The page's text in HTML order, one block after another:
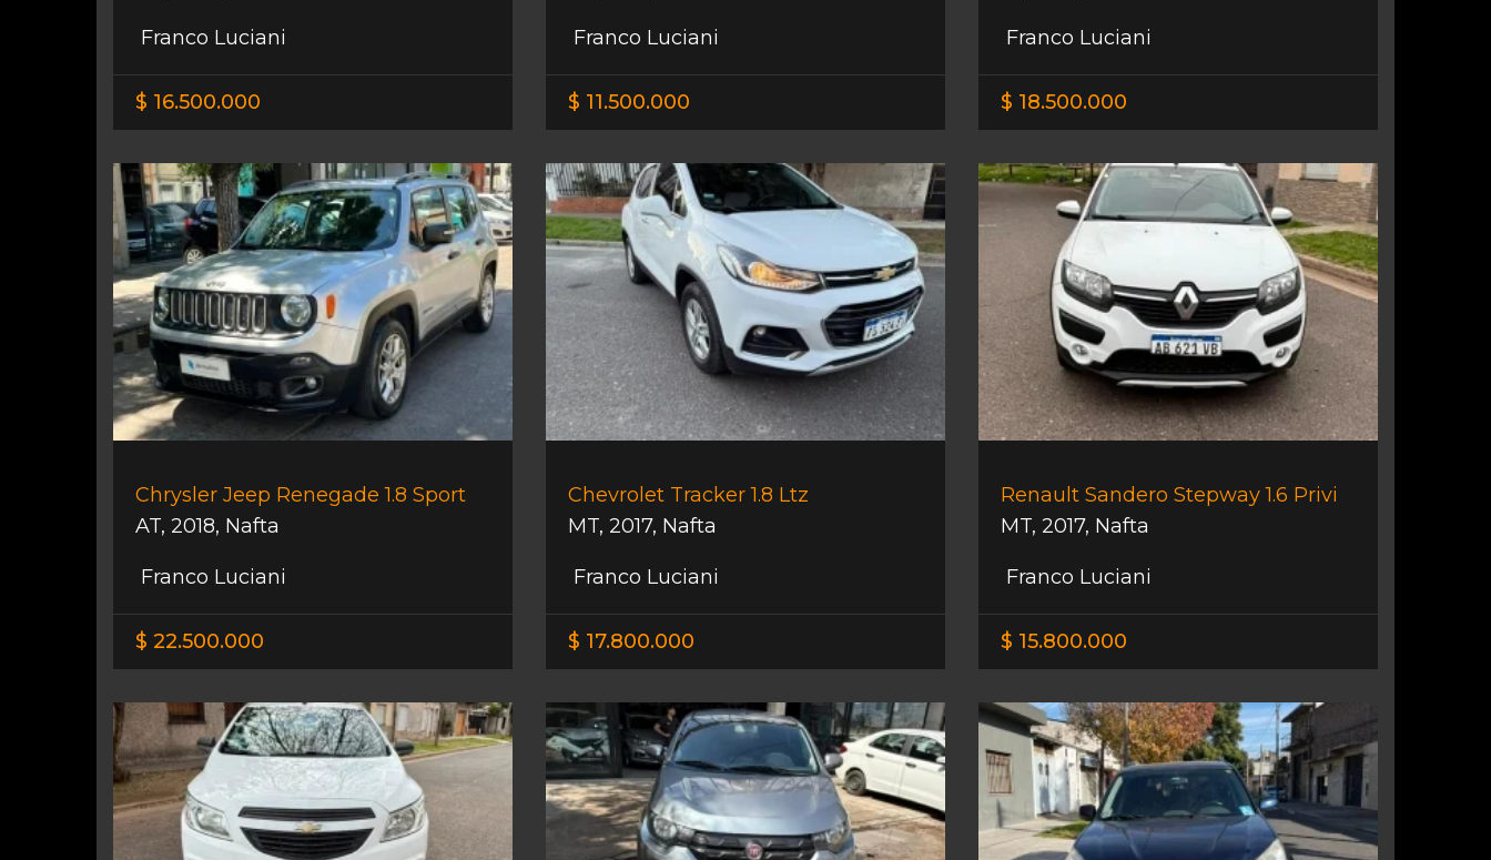
Franco Luciani
$ 16.500.000
Franco Luciani
$ 11.500.000
Franco Luciani
$ 18.500.000
Chrysler Jeep Renegade 1.8 Sport
AT, 2018, Nafta
Franco Luciani
$ 22.500.000
Chevrolet Tracker 1.8 Ltz
MT, 2017, Nafta
Franco Luciani
$ 17.800.000
Renault Sandero Stepway 1.6 Privi
MT, 2017, Nafta
Franco Luciani
$ 15.800.000